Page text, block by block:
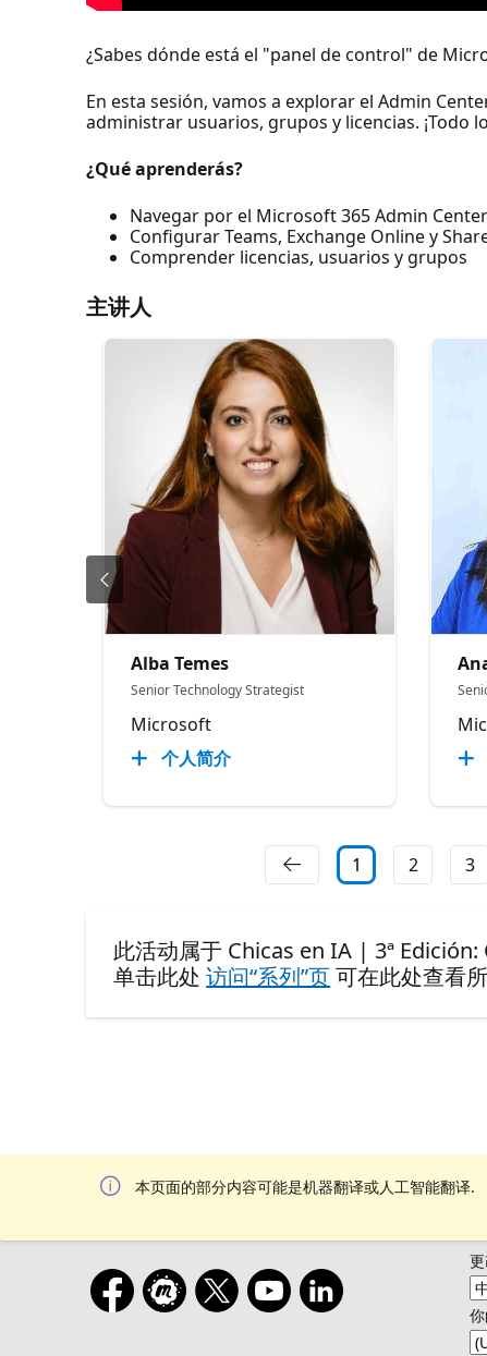
¿Sabes dónde está el "panel de control" de
En esta sesión, vamos a explorar el Admin
administrar usuarios, grupos y licencias.
¿Qué aprenderás?
Navegar por el Microsoft 365 Admin Center
Configurar Teams, Exchange Online y
Comprender licencias, usuarios y grupos
主讲人
Alba Temes
Senior Technology Strategist
Microsoft
个人简介
1 2 3
此活动属于 Chicas en IA | 3ª
单击此处访问“系列”页可在此处查看
本页面的部分内容可能是机器翻译或人工智能翻译.